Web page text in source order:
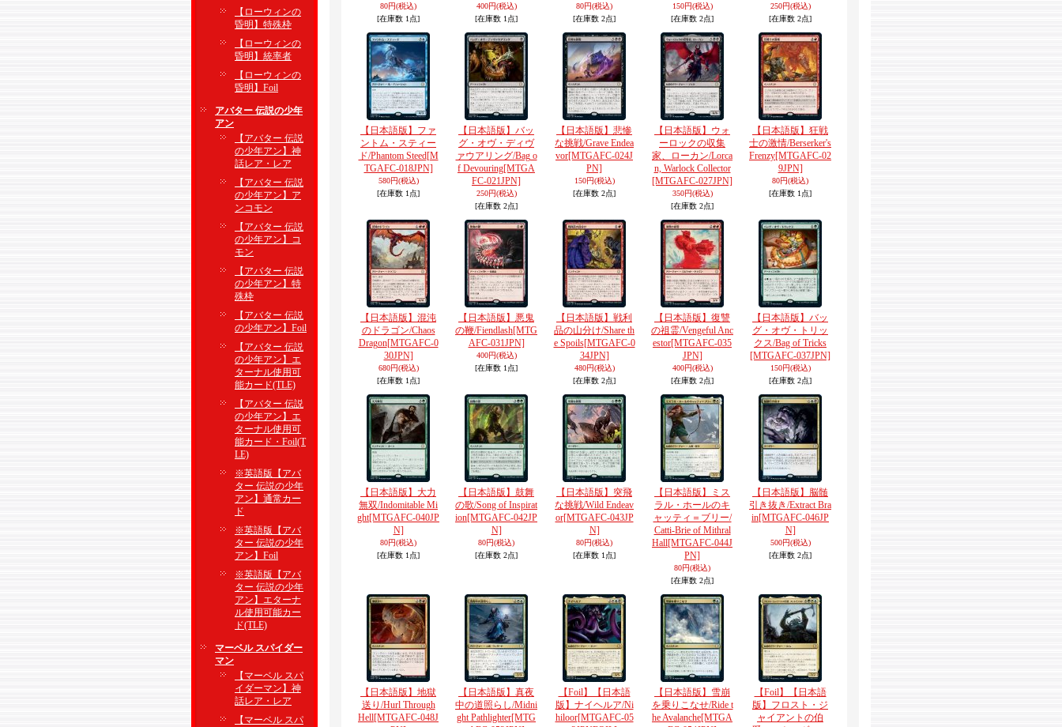
【ローウィンの
昏明】特殊枠
【ローウィンの
昏明】統率者
【ローウィンの
昏明】Foil
アバター 伝説の少年
アン
【アバター 伝説
の少年アン】神
話レア・レア
【アバター 伝説
の少年アン】ア
ンコモン
【アバター 伝説
の少年アン】コ
モン
【アバター 伝説
の少年アン】特
殊枠
【アバター 伝説
の少年アン】Foil
【アバター 伝説
の少年アン】エ
ターナル使用可
能カード(TLE)
【アバター 伝説
の少年アン】エ
ターナル使用可
能カード・Foil(T
LE)
※英語版【アバ
ター 伝説の少年
アン】通常カー
ド
※英語版【アバ
ター 伝説の少年
アン】Foil
※英語版【アバ
ター 伝説の少年
アン】エターナ
ル使用可能カー
ド(TLE)
マーベル スパイダー
マン
【マーベル スパ
イダーマン】神
話レア・レア
【マーベル スパ
80円(税込)
[在庫数 1点]
400円(税込)
[在庫数 1点]
80円(税込)
[在庫数 2点]
150円(税込)
[在庫数 2点]
250円(税込)
[在庫数 2点]
【日本語版】ファ
ントム・スティー
ド/Phantom Steed[M
TGAFC-018JPN]
580円(税込)
[在庫数 1点]
【日本語版】バッ
グ・オヴ・ディヴ
ァウアリング/Bag o
f Devouring[MTGA
FC-021JPN]
250円(税込)
[在庫数 2点]
【日本語版】悲惨
な挑戦/Grave Endea
vor[MTGAFC-024J
PN]
150円(税込)
[在庫数 2点]
【日本語版】ウォ
ーロックの収集
家、ローカン/Lorca
n, Warlock Collector
[MTGAFC-027JPN]
350円(税込)
[在庫数 2点]
【日本語版】狂戦
士の激情/Berserker's
Frenzy[MTGAFC-02
9JPN]
80円(税込)
[在庫数 1点]
【日本語版】混沌
のドラゴン/Chaos
Dragon[MTGAFC-0
30JPN]
680円(税込)
[在庫数 1点]
【日本語版】悪鬼
の鞭/Fiendlash[MTG
AFC-031JPN]
400円(税込)
[在庫数 1点]
【日本語版】戦利
品の山分け/Share th
e Spoils[MTGAFC-0
34JPN]
480円(税込)
[在庫数 2点]
【日本語版】復讐
の祖霊/Vengeful Anc
estor[MTGAFC-035
JPN]
400円(税込)
[在庫数 2点]
【日本語版】バッ
グ・オヴ・トリッ
クス/Bag of Tricks
[MTGAFC-037JPN]
150円(税込)
[在庫数 2点]
【日本語版】大力
無双/Indomitable Mi
ght[MTGAFC-040JP
N]
80円(税込)
[在庫数 1点]
【日本語版】鼓舞
の歌/Song of Inspirat
ion[MTGAFC-042JP
N]
80円(税込)
[在庫数 2点]
【日本語版】突飛
な挑戦/Wild Endeav
or[MTGAFC-043JP
N]
80円(税込)
[在庫数 1点]
【日本語版】ミス
ラル・ホールのキ
ャッティ＝ブリー/
Catti-Brie of Mithral
Hall[MTGAFC-044J
PN]
80円(税込)
[在庫数 2点]
【日本語版】脳髄
引き抜き/Extract Bra
in[MTGAFC-046JP
N]
500円(税込)
[在庫数 2点]
【日本語版】地獄
送り/Hurl Through
Hell[MTGAFC-048J
【日本語版】真夜
中の道照らし/Midni
ght Pathlighter[MTG
【Foil】【日本語
版】ナイヘルア/Ni
hiloor[MTGAFC-05
【日本語版】雪崩
を乗りこなせ/Ride t
he Avalanche[MTGA
【Foil】【日本語
版】フロスト・ジ
ャイアントの伯